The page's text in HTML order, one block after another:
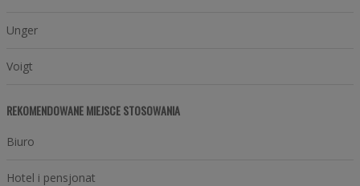
Unger
Voigt
REKOMENDOWANE MIEJSCE STOSOWANIA
Biuro
Hotel i pensjonat